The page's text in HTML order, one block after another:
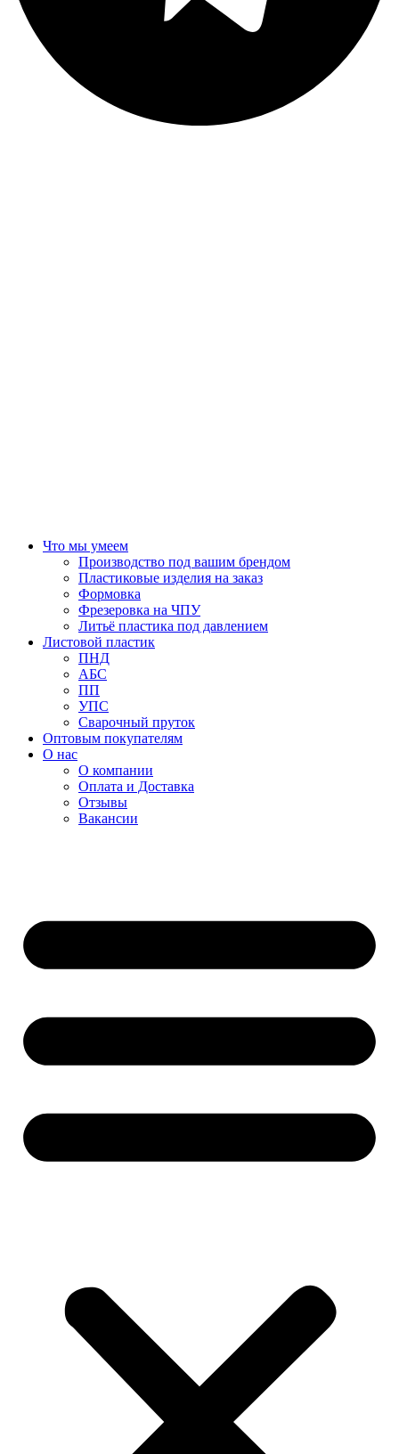
Что мы умеем
Производство под вашим брендом
Пластиковые изделия на заказ
Формовка
Фрезеровка на ЧПУ
Литьё пластика под давлением
Листовой пластик
ПНД
АБС
ПП
УПС
Сварочный пруток
Оптовым покупателям
О нас
О компании
Оплата и Доставка
Отзывы
Вакансии